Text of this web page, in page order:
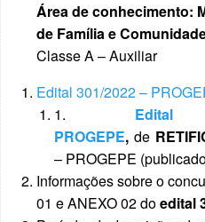
Área de conhecimento:
de Família e
Classe A – Auxiliar
Edital 301/2022 –
1.
PROGEPE, de
– PROGEPE
Informações sobre o
01 e ANEXO 02 doedital